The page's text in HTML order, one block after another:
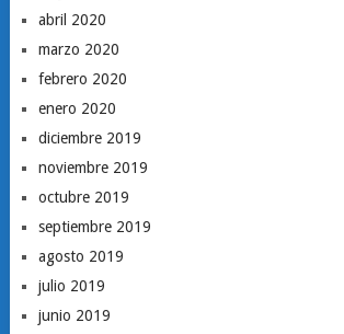
abril 2020
marzo 2020
febrero 2020
enero 2020
diciembre 2019
noviembre 2019
octubre 2019
septiembre 2019
agosto 2019
julio 2019
junio 2019